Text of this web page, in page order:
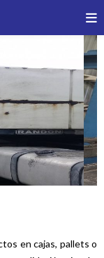
en cajas, pallets o